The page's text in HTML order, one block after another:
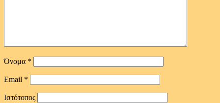
Όνομα *
Email *
Ιστότοπος